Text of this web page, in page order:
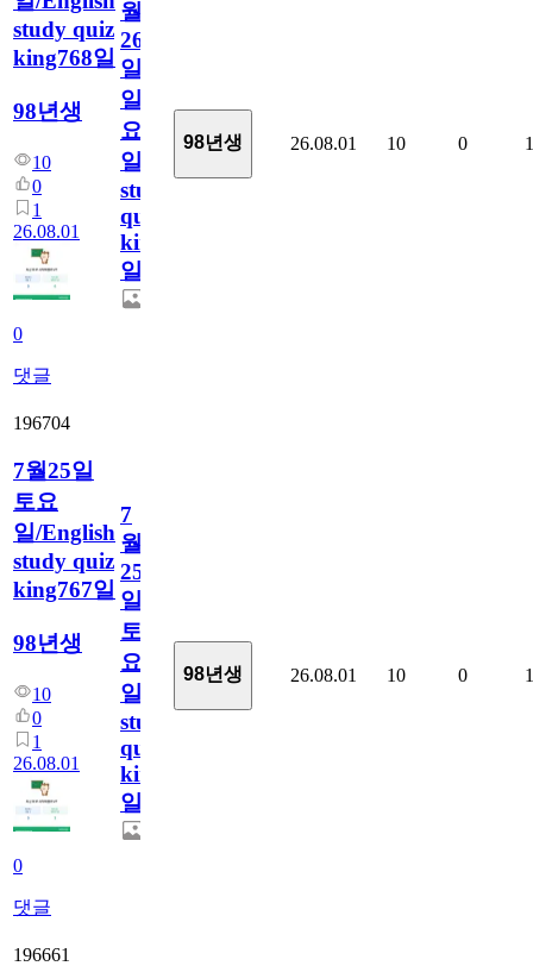
study quiz
king768일
98년생
10
0
1
26.08.01
0
댓글
월
26
일
일
요
일/English
study
quiz
king768
일
98년생 26.08.01 10 0 1
196704
7월25일
토요
일/English
study quiz
king767일
98년생
10
0
1
26.08.01
0
댓글
7
월
25
일
토
요
일/English
study
quiz
king767
일
98년생 26.08.01 10 0 1
196661